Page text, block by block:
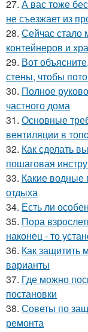
27. А вас тоже
не съезжает из
28. Сейчас стало
контейнеров и
29. Вот
стены, чтобы
30. Полное
частного дома
31. Основные
вентиляции в
32. Как сделать
пошаговая
33. Какие водные
отдыха
34. Есть ли
35. Пора
наконец - то
36. Как защитить
варианты
37. Где можно
постановки
38. Советы по
ремонта